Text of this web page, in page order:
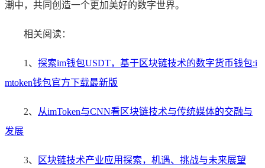
潮中，共同创造一个更加美好的数字世界。
相关阅读：
1、 探索im钱包USDT，基于区块链技术的数字货币钱包:i
mtoken钱包官方下载最新版
2、
从imToken与CNN看区块链技术与传统媒体的交融与
发展
3、 区块链技术产业应用探索，机遇、挑战与未来展望